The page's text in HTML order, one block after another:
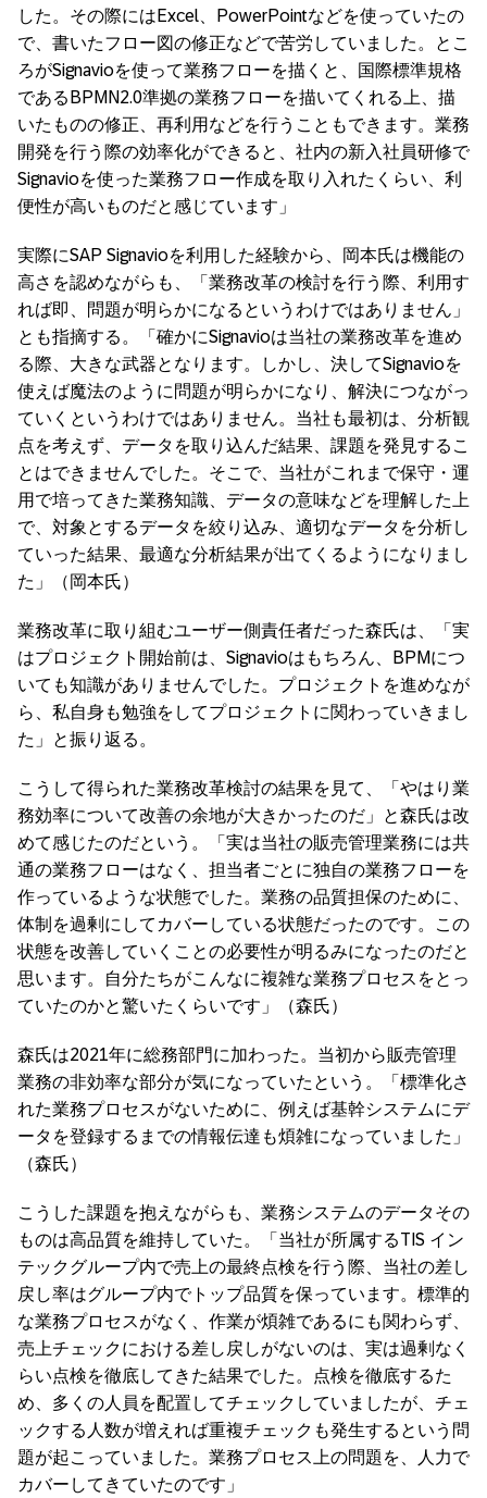
した。その際にはExcel、PowerPointなどを使っていたの
で、書いたフロー図の修正などで苦労していました。とこ
ろがSignavioを使って業務フローを描くと、国際標準規格
であるBPMN2.0準拠の業務フローを描いてくれる上、描
いたものの修正、再利用などを行うこともできます。業務
開発を行う際の効率化ができると、社内の新入社員研修で
Signavioを使った業務フロー作成を取り入れたくらい、利
便性が高いものだと感じています」
実際にSAP Signavioを利用した経験から、岡本氏は機能の
高さを認めながらも、「業務改革の検討を行う際、利用す
れば即、問題が明らかになるというわけではありません」
とも指摘する。「確かにSignavioは当社の業務改革を進め
る際、大きな武器となります。しかし、決してSignavioを
使えば魔法のように問題が明らかになり、解決につながっ
ていくというわけではありません。当社も最初は、分析観
点を考えず、データを取り込んだ結果、課題を発見するこ
とはできませんでした。そこで、当社がこれまで保守・運
用で培ってきた業務知識、データの意味などを理解した上
で、対象とするデータを絞り込み、適切なデータを分析し
ていった結果、最適な分析結果が出てくるようになりまし
た」（岡本氏）
業務改革に取り組むユーザー側責任者だった森氏は、「実
はプロジェクト開始前は、Signavioはもちろん、BPMにつ
いても知識がありませんでした。プロジェクトを進めなが
ら、私自身も勉強をしてプロジェクトに関わっていきまし
た」と振り返る。
こうして得られた業務改革検討の結果を見て、「やはり業
務効率について改善の余地が大きかったのだ」と森氏は改
めて感じたのだという。「実は当社の販売管理業務には共
通の業務フローはなく、担当者ごとに独自の業務フローを
作っているような状態でした。業務の品質担保のために、
体制を過剰にしてカバーしている状態だったのです。この
状態を改善していくことの必要性が明るみになったのだと
思います。自分たちがこんなに複雑な業務プロセスをとっ
ていたのかと驚いたくらいです」（森氏）
森氏は2021年に総務部門に加わった。当初から販売管理
業務の非効率な部分が気になっていたという。「標準化さ
れた業務プロセスがないために、例えば基幹システムにデ
ータを登録するまでの情報伝達も煩雑になっていました」
（森氏）
こうした課題を抱えながらも、業務システムのデータその
ものは高品質を維持していた。「当社が所属するTIS イン
テックグループ内で売上の最終点検を行う際、当社の差し
戻し率はグループ内でトップ品質を保っています。標準的
な業務プロセスがなく、作業が煩雑であるにも関わらず、
売上チェックにおける差し戻しがないのは、実は過剰なく
らい点検を徹底してきた結果でした。点検を徹底するた
め、多くの人員を配置してチェックしていましたが、チェ
ックする人数が増えれば重複チェックも発生するという問
題が起こっていました。業務プロセス上の問題を、人力で
カバーしてきていたのです」